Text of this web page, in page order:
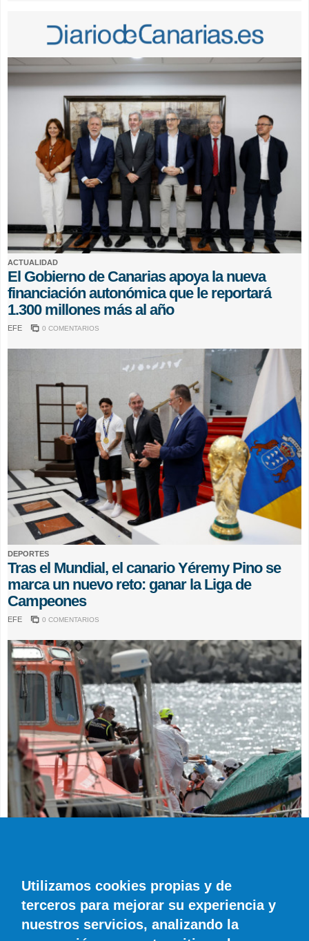
ACTUALIDAD
El Gobierno de Canarias apoya la nueva
financiación autonómica que le reportará
1.300 millones más al año
EFE 0 COMENTARIOS
DEPORTES
Tras el Mundial, el canario Yéremy Pino se
marca un nuevo reto: ganar la Liga de
Campeones
EFE 0 COMENTARIOS
Hierro
EFE 0 COMENTARIOS
Utilizamos cookies propias y de
terceros para mejorar su experiencia y
nuestros servicios, analizando la